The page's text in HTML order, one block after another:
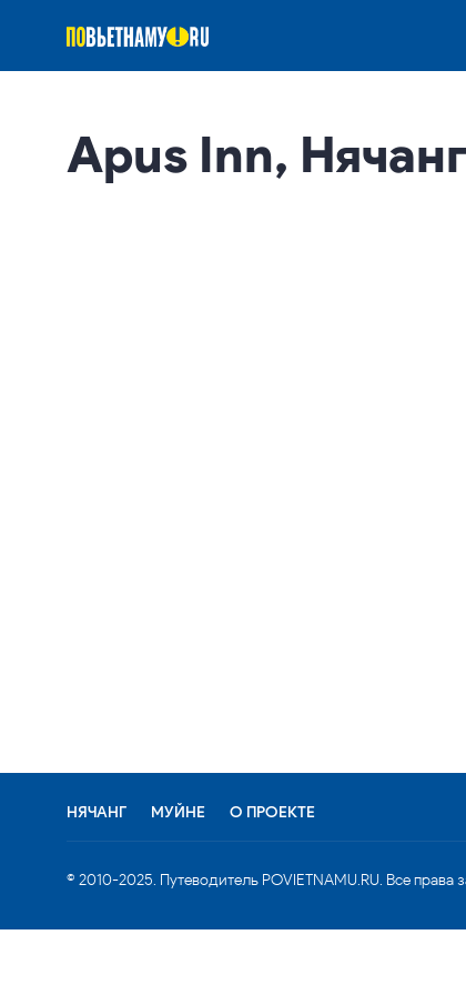
Apus Inn,
НЯЧАНГ МУЙНЕ О ПРОЕКТЕ
© 2010-2025. Путеводитель POVIETNAMU.RU. Все